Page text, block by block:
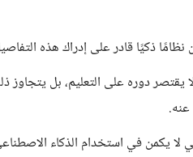
ذكيًا قادر على إدراك هذه
يقتصر دوره على التعليم، بل
عنه.
لا يكمن في استخدام الذكاء